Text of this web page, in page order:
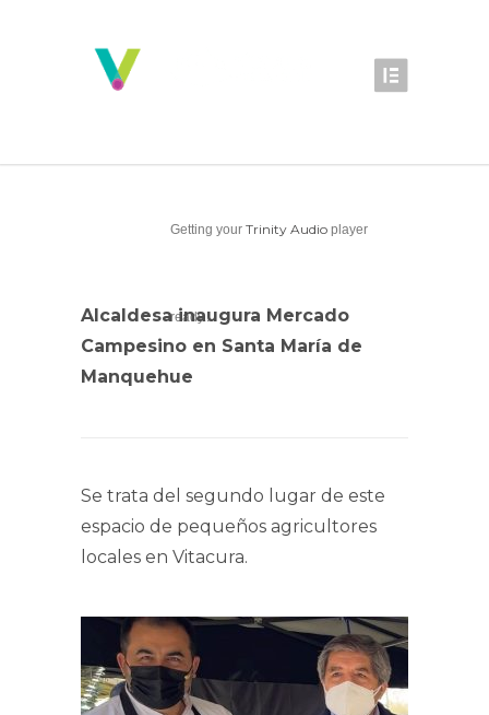
Getting your Trinity Audio player
ready...
Alcaldesa inaugura Mercado
Campesino en Santa María de
Manquehue
Se trata del segundo lugar de este
espacio de pequeños agricultores
locales en Vitacura.